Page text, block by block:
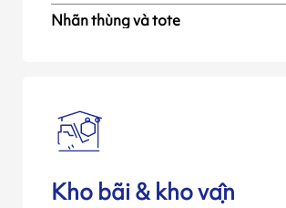
Nhãn thùng và tote
Kho bãi & kho vận